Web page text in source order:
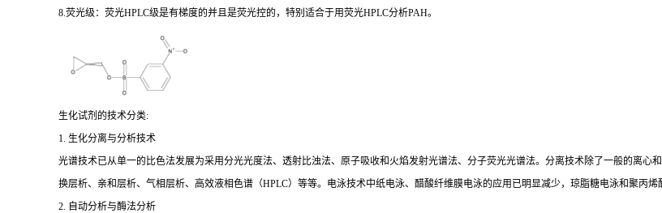
8.荧光级：荧光HPLC级是有梯度的并且是荧光控的，特别适合于用荧光HPLC分析PAH。
生化试剂的技术分类:
1. 生化分离与分析技术
光谱技术已从单一的比色法发展为采用分光光度法、透射比浊法、原子吸收和火焰发射光谱法、分子荧光光谱法。分离技术除了一般的离
换层析、亲和层析、气相层析、高效液相色谱（HPLC）等等。电泳技术中纸电泳、醋酸纤维膜电泳的应用已明显减少，琼脂糖电泳和聚丙烯
2. 自动分析与酶法分析